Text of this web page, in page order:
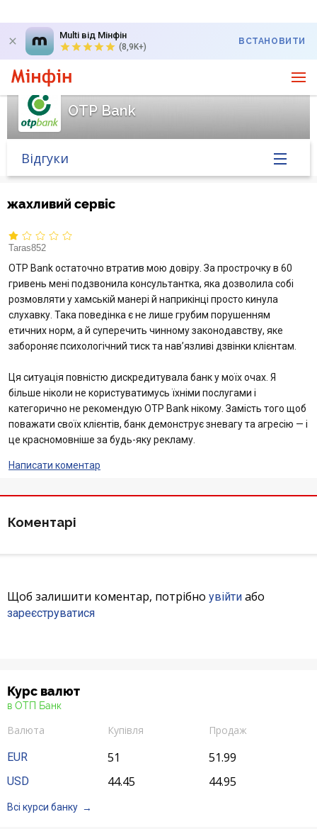
Multi від Мінфін
(8,9K+)
ВСТАНОВИТИ
OTP Bank
Банк у новинах
Курс валют у банку
Питання банку
Відгуки
Відгуки
Депозити юр. осіб
Кредити для бізнеса
Картки
Інтернет-банкінг
Банки-партнери
Акції
жахливий сервіс
Taras852
OTP Bank остаточно втратив мою довіру. За прострочку в 60
гривень мені подзвонила консультантка, яка дозволила собі
розмовляти у хамській манері й наприкінці просто кинула
слухавку. Така поведінка є не лише грубим порушенням
етичних норм, а й суперечить чинному законодавству, яке
забороняє психологічний тиск та нав’язливі дзвінки клієнтам.
Ця ситуація повністю дискредитувала банк у моїх очах. Я
більше ніколи не користуватимусь їхніми послугами і
категорично не рекомендую OTP Bank нікому. Замість того щоб
поважати своїх клієнтів, банк демонструє зневагу та агресію — і
це красномовніше за будь-яку рекламу.
Написати коментар
Коментарі
Щоб залишити коментар, потрібно увійти або
зареєструватися
Курс валют
в ОТП Банк
Валюта Купівля
Продаж
EUR
51 51.99
USD 44.45 44.95
Всі курси банку